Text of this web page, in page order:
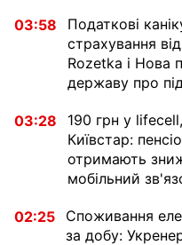
03:58
Податкові
страхування
Rozetka і Нова
державу про
03:28
190 грн у
Київстар:
отримають
мобільний
02:25
Споживання
за добу: